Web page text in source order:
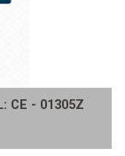
CE - 01305Z